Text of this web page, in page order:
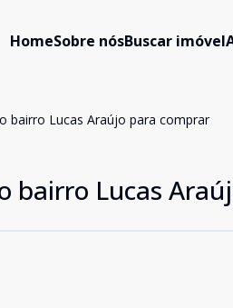
HomeSobre nósBuscar imóvel
bairro Lucas Araújo para comprar
bairro Lucas